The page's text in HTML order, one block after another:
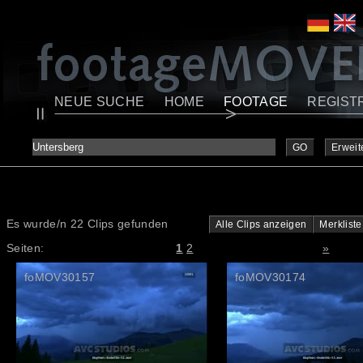
NEUE SUCHE HOME FOOTAGE
GO
Es wurde/n 22 Clips gefunden Alle Clips anzeigen Merkliste
Seiten: 1 2 »
foMOV30157 foMOV30174